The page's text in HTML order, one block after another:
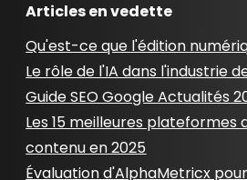
Articles en vedette
Qu'est-ce que l'édition
Le rôle de l'IA dans l'industrie
Guide SEO Google Actualités
Les 15 meilleures plateformes
contenu en 2025
Évaluation d'AlphaMetricx